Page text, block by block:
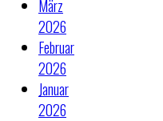
März
2026
Februar
2026
Januar
2026